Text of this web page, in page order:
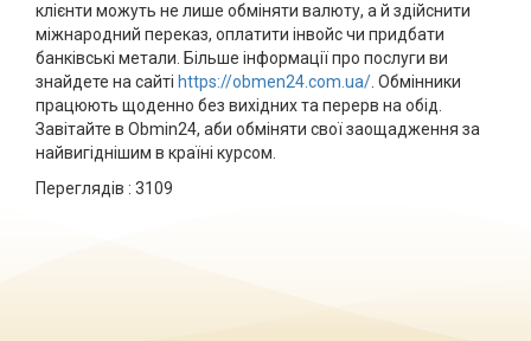
клієнти можуть не лише обміняти валюту, а й здійснити
міжнародний переказ, оплатити інвойс чи придбати
банківські метали. Більше інформації про послуги ви
знайдете на сайті https://obmen24.com.ua/ . Обмінники
працюють щоденно без вихідних та перерв на обід.
Завітайте в Obmin24, аби обміняти свої заощадження за
найвигіднішим в країні курсом.
Переглядів : 3109